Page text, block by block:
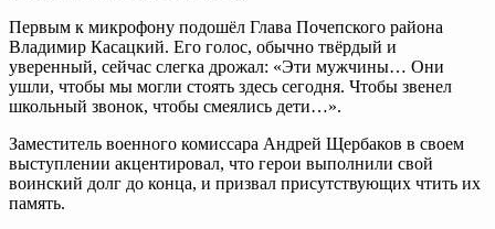
Первым к микрофону подошёл Глава Почепского района
Владимир Касацкий. Его голос, обычно твёрдый и
уверенный, сейчас слегка дрожал: «Эти мужчины… Они
ушли, чтобы мы могли стоять здесь сегодня. Чтобы звенел
школьный звонок, чтобы смеялись дети…».
Заместитель военного комиссара Андрей Щербаков в своем
выступлении акцентировал, что герои выполнили свой
воинский долг до конца, и призвал присутствующих чтить их
память.